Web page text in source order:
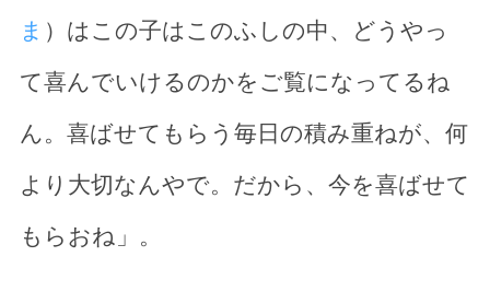
ま ）はこの子はこのふしの中、どうやっ
て喜んでいけるのかをご覧になってるね
ん。喜ばせてもらう毎日の積み重ねが、何
より大切なんやで。だから、今を喜ばせて
もらおね」。